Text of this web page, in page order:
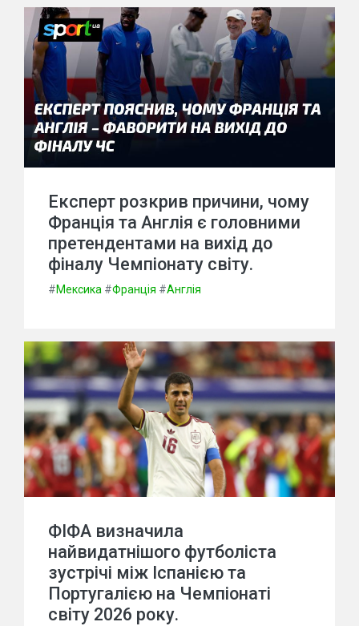
Експерт розкрив причини, чому
Франція та Англія є головними
претендентами на вихід до
фіналу Чемпіонату світу.
#Мексика #Франція #Англія
ФІФА визначила
найвидатнішого футболіста
зустрічі між Іспанією та
Португалією на Чемпіонаті
світу 2026 року.